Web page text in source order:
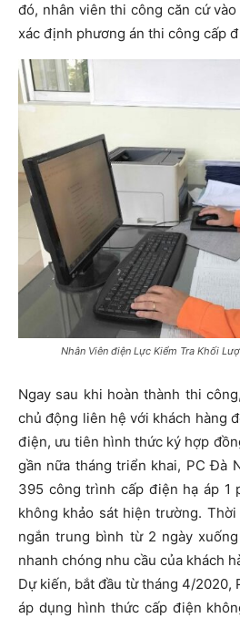
đó, nhân viên thi công căn cứ
xác định phương án thi công cấp
Nhân Viên điện Lực Kiểm Tra Khối
Ngay sau khi hoàn thành thi
chủ động liên hệ với khách hàng
điện, ưu tiên hình thức ký hợp
gần nữa tháng triển khai, PC Đà
395 công trình cấp điện hạ áp 1
không khảo sát hiện trường.
ngắn trung bình từ 2 ngày
nhanh chóng nhu cầu của khách
Dự kiến, bắt đầu từ tháng 4/2020,
áp dụng hình thức cấp điện